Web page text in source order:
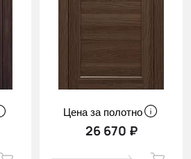
Цена за полотно
26 670 ₽